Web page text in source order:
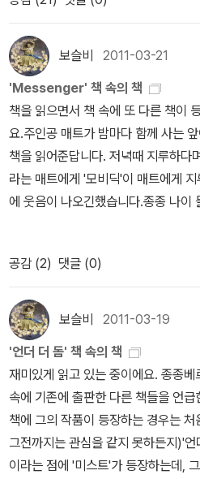
정도였다고 한다. 그가 죽은 후에 모
고전으로 알려져 있지만, 현세에 진가
음이 그득하다. 작가로써의 그의 생애는 아하브 선장과 다를 바가 없
어 보였다. 물질에 쪼들리고 작가였다
마감한 그나, 광적인 집착을 버리지
극적인 결말은 어딘가 모르게 닮아 있
수와 파멸로 기억되지 않길 바란다.
모비 딕의 존재를 희망의 타깃으로
이름도 하나도 없는 것을 보고, 비로
감했다.예전에는 보통 이미 정해진 대
고, 그러다 보니 같은 성씨라면 이름
마련이었는데, 지금은 돌림자에서 벗
듯하다. 다만 한자를 모르는 사람이
먼저 짓고 한자를 나중에 갖다 붙이
양이라 우스울 수밖에 없다.한때는 '
한글 이름 아니었나 싶다. 외관상 한
'예수님'과 '하느님'을 가리킨다. 일본
는 여자 이름 '-자'도 사실 한때는 '제
서 유행하던 외국식 이름이었다.외국
붙이는 것도 이상한데, 언젠가 미국
이작'이라고 지었다기에 어색하지 않
개 성서에서 비롯된 것이지만, 그중
유대계 이름이라고 알고 있었으니까.
작'인 것을 보면 비슷한 사례도 많았
이름을 짓는답시고 '박김리'나 '오최정
색하게 느껴지듯이, 한국인도 어느
니어 3세'로 자처한다면 웃음을 자아
업 실패 후 사망하면서 은행원, 점원,
전전하면서 자랐다. 22세 때 포경선
장의 폭력 때문에 도망쳐 타히티를 비
떠돌았다.1844년 미 해군에 입대했
를 담은 첫 장편 『타이피』를 집필했
름을 얻었다. 곧이어 리버풀을 왕복하
군함 생활을 그린 『하얀 재킷』 등을
근대적 합리성을 거부하는 비판적
았다는 평가를 받았다.1850년 문학
나 큰 영향을 받는다. 이듬해 출간한
헌정된 작품이었다. 『모비 딕』은 발
며 혹평받는다. 1860년부터 시 창작
했다.멜빌은 20세기 초 이른바 ‘멜빌
히 탄생 100주년을 맞아 레이먼드 위
발표한 것을 계기로 문단과 서점가의
고도 웅장한 서사시로 재탄생한 『모
학을 대표하는 선구자로 기록되기
y Dick1851년에 발표된 『모비 딕』은
력을 제공한 위대한 소설이다. 남성
고 정교한 『모비 딕』 은 수세대에 걸
보슬비 2011-03-21
'Messenger' 책 속의 책
책을 읽으면서 책 속에 또 다른 책이
요.주인공 매트가 밤마다 함께 사는
책을 읽어준답니다. 저녁때 지루하다
라는 매트에게 '모비딕'이 매트에게
에 웃음이 나오긴했습니다.종종 나이
되면 좋겠다는 생각이 들었습니다.매
린 아버지 때문에 괴로워하며 맥베스
각하니 왠지, '모비딕'과 '맥베스'의 등
요.
공감 (2) 댓글 (0)
보슬비 2011-03-19
'언더 더 돔' 책 속의 책
재미있게 읽고 있는 중이에요. 종종
속에 기존에 출판한 다른 책들을 언
책에 그의 작품이 등장하는 경우는
그전까지는 관심을 같지 못하든지)'
이라는 점에 '미스트'가 등장하는데,